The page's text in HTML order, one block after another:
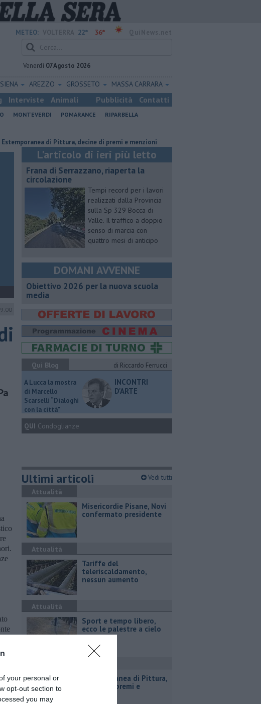
your personal or
opt-out section to
you may
METEO: 22° 36°
Venerdì 07 Agosto 2026
SIENA AREZZO GROSSETO MASSA CARRARA
Interviste Animali Pubblicità Contatti
MONTEVERDI POMARANCE
RIPARBELLA
di Pittura, decine di premi e menzioni Misericordie Pisane, Novi
L'articolo di ieri più letto
Frana di Serrazzano, riaperta la
circolazione
Tempi record per i lavori
realizzati dalla Provincia
sulla Sp 329 Bocca di
Valle. Il traffico a doppio
senso di marcia con
quattro mesi di anticipo
DOMANI AVVENNE
Obiettivo 2026 per la nuova scuola
media
Qui Blog
di Riccardo Ferrucci
A Lucca la mostra
di Marcello
Scarselli “Dialoghi
con la città"
INCONTRI
D'ARTE
QUI Condoglianze
Ultimi articoli Vedi tutti
Attualità
Misericordie Pisane, Novi
confermato presidente
Attualità
Tariffe del
teleriscaldamento,
nessun aumento
Attualità
Sport e tempo libero,
ecco le palestre a cielo
aperto
Estemporanea di Pittura,
decine di premi e